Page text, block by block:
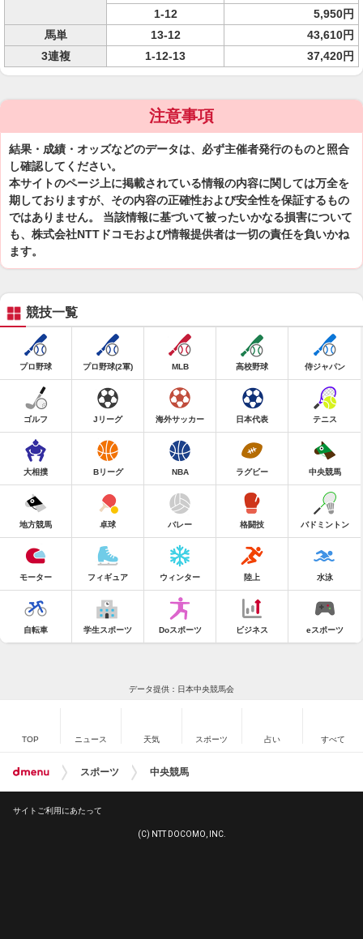
1-12
5,950円
馬単
13-12
43,610円
3連複
1-12-13 37,420円
注意事項
結果・成績・オッズなどのデータは、必ず主催者発行のものと照合
し確認してください。
本サイトのページ上に掲載されている情報の内容に関しては万全を
期しておりますが、その内容の正確性および安全性を保証するもの
ではありません。 当該情報に基づいて被ったいかなる損害について
も、株式会社NTTドコモおよび情報提供者は一切の責任を負いかね
ます。
競技一覧
プロ野球 プロ野球(2軍) MLB 高校野球 侍ジャパン
ゴルフ Jリーグ 海外サッカー 日本代表 テニス
大相撲 Bリーグ NBA ラグビー 中央競馬
地方競馬 卓球 バレー 格闘技 バドミントン
モーター フィギュア ウィンター 陸上 水泳
自転車 学生スポーツ Doスポーツ ビジネス eスポーツ
データ提供：日本中央競馬会
TOP ニュース 天気 スポーツ 占い すべて
スポーツ 中央競馬
サイトご利用にあたって
(C) NTT DOCOMO, INC.